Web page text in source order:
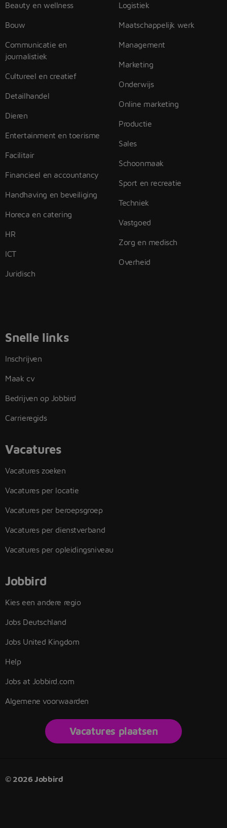
Beauty en wellness
Bouw
Communicatie en
journalistiek
Cultureel en creatief
Detailhandel
Dieren
Entertainment en toerisme
Facilitair
Financieel en accountancy
Handhaving en beveiliging
Horeca en catering
HR
ICT
Juridisch
Logistiek
Maatschappelijk werk
Management
Marketing
Onderwijs
Online marketing
Productie
Sales
Schoonmaak
Sport en recreatie
Techniek
Vastgoed
Zorg en medisch
Overheid
Snelle links
Inschrijven
Maak cv
Bedrijven op Jobbird
Carrieregids
Vacatures
Vacatures zoeken
Vacatures per locatie
Vacatures per beroepsgroep
Vacatures per dienstverband
Vacatures per opleidingsniveau
Jobbird
Kies een andere regio
Jobs Deutschland
Jobs United Kingdom
Help
Jobs at Jobbird.com
Algemene voorwaarden
Vacatures plaatsen
© 2026 Jobbird